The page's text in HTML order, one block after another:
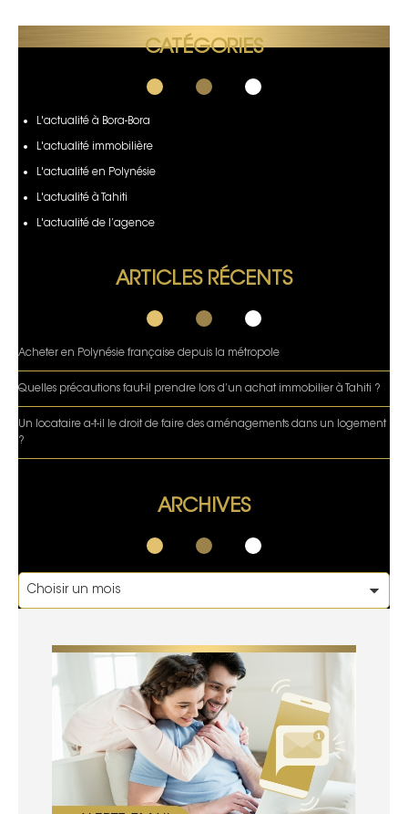
CATÉGORIES
L'actualité à Bora-Bora
L'actualité immobilière
L'actualité en Polynésie
L'actualité à Tahiti
L'actualité de l’agence
ARTICLES RÉCENTS
Acheter en Polynésie française depuis la métropole
Quelles précautions faut-il prendre lors d’un achat immobilier à Tahiti ?
Un locataire a-t-il le droit de faire des aménagements dans un logement
?
ARCHIVES